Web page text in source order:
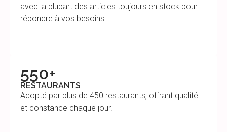
avec la plupart des articles toujours en stock pour
répondre à vos besoins.
550+
RESTAURANTS
Adopté par plus de 450 restaurants, offrant qualité
et constance chaque jour.